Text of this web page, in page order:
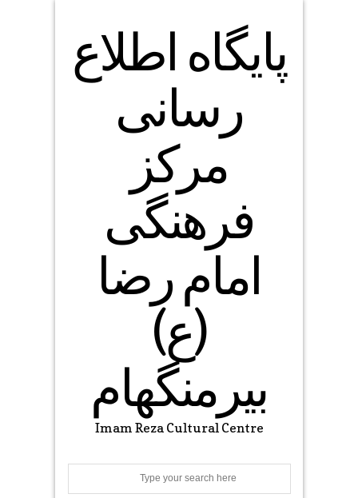
پایگاه اطلاع
رسانی
مرکز
فرهنگی
امام رضا
(ع)
بیرمنگهام
Imam Reza Cultural Centre
Search